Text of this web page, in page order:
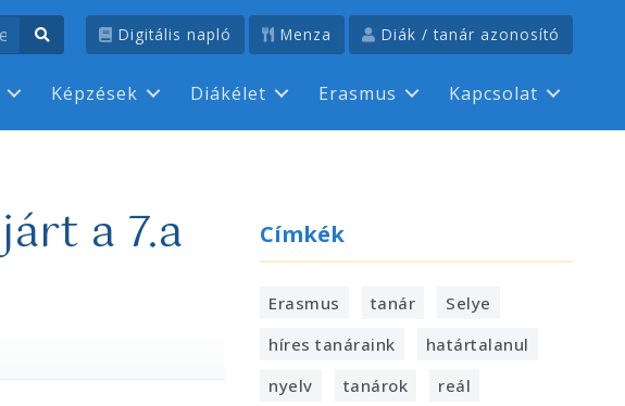
Digitális napló Menza Diák / tanár azonosító
Képzések Diákélet Erasmus Kapcsolat
a 7.a Címkék
Erasmus tanár
Selye
híres tanáraink
határtalanul
nyelv
tanárok
reál